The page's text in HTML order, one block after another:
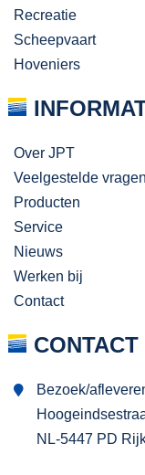
Recreatie
Scheepvaart
Hoveniers
Over JPT
Veelgestelde vragen
Producten
Service
Nieuws
Werken bij
Contact
CONTACT
Bezoek/
NL-5447 PD